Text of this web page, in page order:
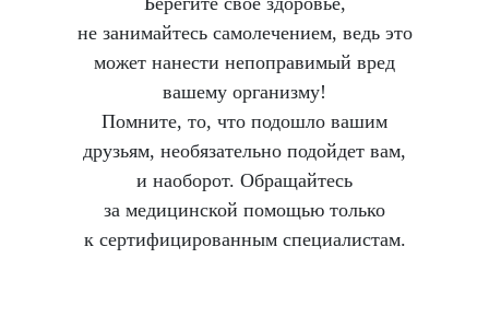
не занимайтесь самолечением, ведь это
может нанести непоправимый вред
вашему организму!
Помните, то, что подошло вашим
друзьям, необязательно подойдет вам,
и наоборот. Обращайтесь
за медицинской помощью только
к сертифицированным специалистам.